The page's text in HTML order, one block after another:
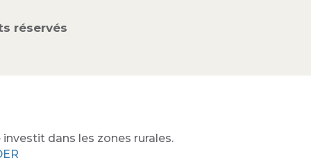
réservés
dans les zones rurales.